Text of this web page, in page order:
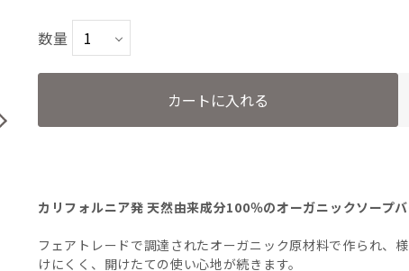
数量
CH(チェリーブロッサム)
カートに入れる
カリフォルニア発 天然由来成分100％のオーガニックソープバ
フェアトレードで調達されたオーガニック原材料で作られ、
けにくく、開けたての使い心地が続きます。